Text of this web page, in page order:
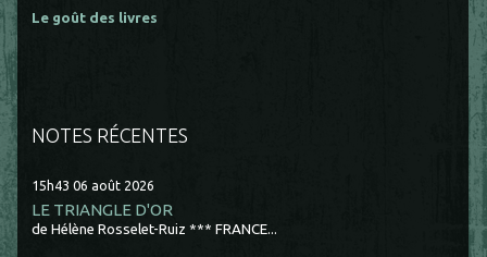
Le goût des livres
NOTES RÉCENTES
15h43 06 août 2026
LE TRIANGLE D'OR
de Hélène Rosselet-Ruiz *** FRANCE...